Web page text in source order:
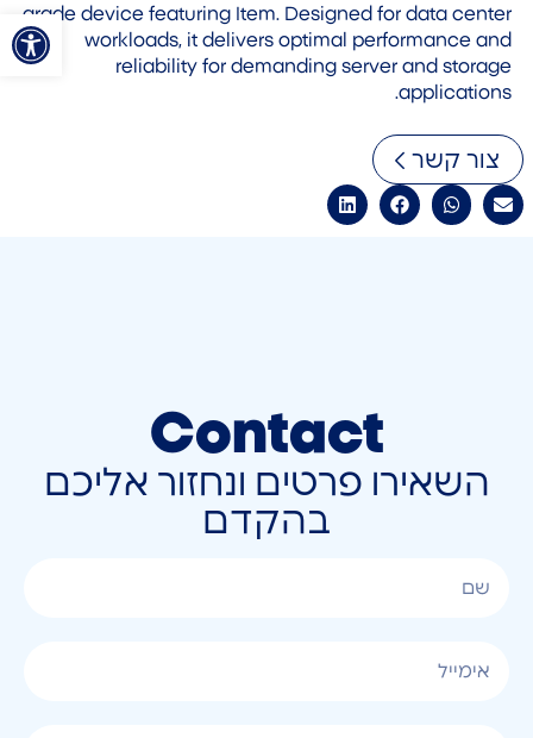
פתח
grade device featuring Item. Designed for data center
workloads, it delivers optimal performance and
reliability for demanding server and storage
applications.
צור קשר
Contact
השאירו פרטים ונחזור אליכם
בהקדם